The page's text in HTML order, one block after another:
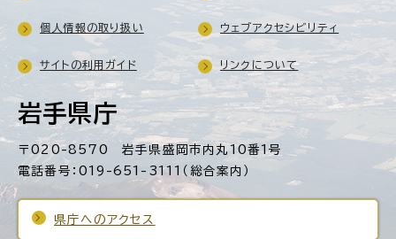
岩手県庁
〒020-8570 岩手県盛岡市内丸10番1号
電話番号：019-651-3111（総合案内）
県庁へのアクセス
個人情報の取り扱い ウェブアクセシビリティ
サイトの利用ガイド リンクについて